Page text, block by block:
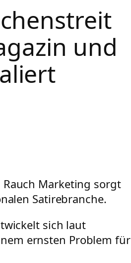
und
Marketing sorgt
Satirebranche.
sich laut
ernsten Problem für